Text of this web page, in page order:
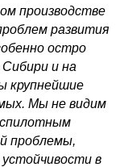
производстве
развития
остро
и на
крупнейшие
Мы не видим
проблемы,
в